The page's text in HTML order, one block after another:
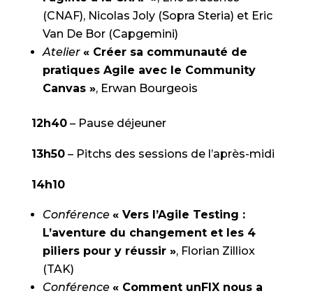
(CNAF), Nicolas Joly (Sopra Steria) et Eric
Van De Bor (Capgemini)
Atelier « Créer sa communauté de
pratiques Agile avec le Community
Canvas », Erwan Bourgeois
12h40– Pause déjeuner
13h50– Pitchs des sessions de l’après-midi
14h10
Conférence « Vers l’Agile Testing :
L’aventure du changement et les 4
piliers pour y réussir », Florian Zilliox
(TAK)
Conférence « Comment unFIX nous a